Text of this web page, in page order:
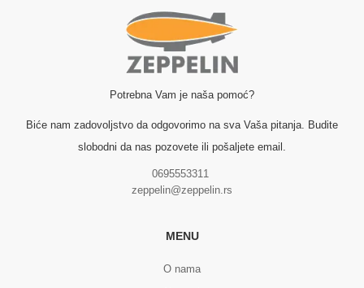
Potrebna Vam je naša pomoć?
Biće nam zadovoljstvo da odgovorimo na sva Vaša pitanja. Budite
slobodni da nas pozovete ili pošaljete email.
0695553311
zeppelin@zeppelin.rs
MENU
O nama